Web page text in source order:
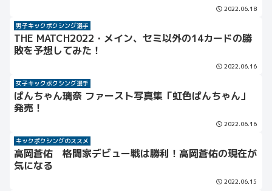
2022.06.18
男子キックボクシング選手
THE MATCH2022・メイン、セミ以外の14カードの勝
敗を予想してみた！
2022.06.16
女子キックボクシング選手
ぱんちゃん璃奈 ファースト写真集「虹色ぱんちゃん」
発売！
2022.06.16
キックボクシングのススメ
高岡蒼佑 格闘家デビュー戦は勝利！高岡蒼佑の現在が
気になる
2022.06.15